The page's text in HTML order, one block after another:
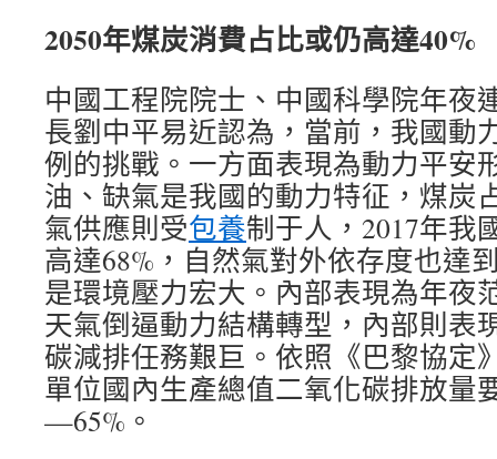
2050年煤炭消費占比或仍高達40%
中國工程院院士、中國科學院年夜
長劉中平易近認為，當前，我國動
例的挑戰。一方面表現為動力平安
油、缺氣是我國的動力特征，煤炭
氣供應則受包養制于人，2017年我
高達68%，自然氣對外依存度也達
是環境壓力宏大。內部表現為年夜
天氣倒逼動力結構轉型，內部則表
碳減排任務艱巨。依照《巴黎協定
單位國內生產總值二氧化碳排放量
—65%。